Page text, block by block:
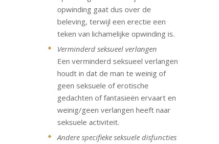
opwinding gaat dus over de
beleving, terwijl een erectie een
teken van lichamelijke opwinding is.
Verminderd seksueel verlangen
Een verminderd seksueel verlangen
houdt in dat de man te weinig of
geen seksuele of erotische
gedachten of fantasieën ervaart en
weinig/geen verlangen heeft naar
seksuele activiteit.
Andere specifieke seksuele disfuncties